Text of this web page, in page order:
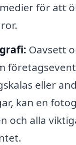
för att
Oavsett
eller
kan en
och alla